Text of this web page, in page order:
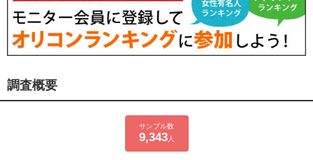
調査概要
サンプル数
9,343人